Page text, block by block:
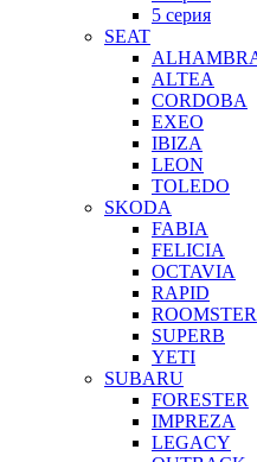
5 серия
SEAT
ALTEA
CORDOBA
EXEO
IBIZA
LEON
TOLEDO
SKODA
FABIA
FELICIA
OCTAVIA
RAPID
ROOMSTER
SUPERB
YETI
SUBARU
FORESTER
IMPREZA
LEGACY